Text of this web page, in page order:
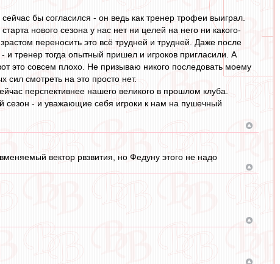
бы согласился - он ведь как тренер трофеи выиграл.
нового сезона у нас нет ни целей на него ни какого-
переносить это всё трудней и трудней. Даже после
тренер тогда опытный пришел и игроков пригласили. А
это совсем плохо. Не призываю никого последовать моему
сил смотреть на это просто нет.
перспективнее нашего великого в прошлом клуба.
сезон - и уважающие себя игроки к нам на пушечный
вектор рвзвития, но Федуну этого не надо